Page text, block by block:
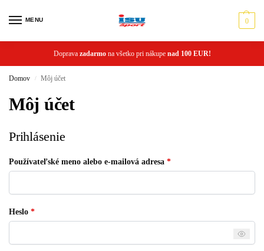
MENU 0
Doprava zadarmona všetko pri nákupe nad 100 EUR!
Domov / Môj účet
Môj účet
Prihlásenie
Používateľské meno alebo e-mailová adresa *
Heslo *